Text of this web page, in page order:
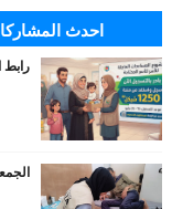
احدث
رابط